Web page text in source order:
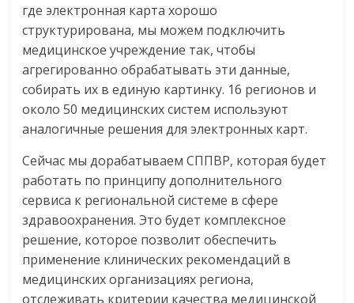
где электронная карта хорошо
структурирована, мы можем подключить
медицинское учреждение так, чтобы
агрегированно обрабатывать эти данные,
собирать их в единую картинку. 16 регионов и
около 50 медицинских систем используют
аналогичные решения для электронных карт.
Сейчас мы дорабатываем СППВР, которая будет
работать по принципу дополнительного
сервиса к региональной системе в сфере
здравоохранения. Это будет комплексное
решение, которое позволит обеспечить
применение клинических рекомендаций в
медицинских организациях региона,
отслеживать критерии качества медицинской